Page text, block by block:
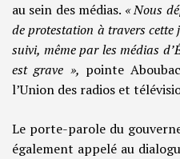
au sein des médias. « Nous
de protestation à travers cette
suivi, même par les médias
est grave », pointe
l’Union des radios et
Le porte-parole du
également appelé au